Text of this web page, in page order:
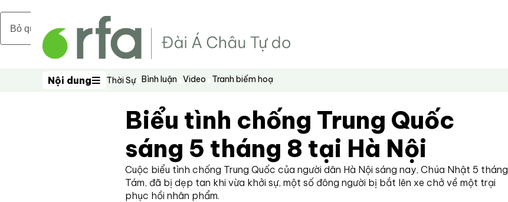
Bỏ qua nội dung chính
Nội dung
Nội dung Thời Sự Bình luận Video Tranh biếm hoạ
Biểu tình chống Trung Quốc
sáng 5 tháng 8 tại Hà Nội
Cuộc biểu tình chống Trung Quốc của người dân Hà Nội sáng nay, Chúa Nhật 5 tháng
Tám, đã bị dẹp tan khi vừa khởi sự, một số đông người bị bắt lên xe chở về một trại
phục hồi nhân phẩm.